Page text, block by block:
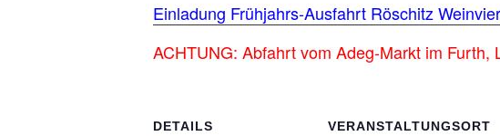
Einladung Frühjahrs-Ausfahrt Röschitz
ACHTUNG: Abfahrt vom Adeg-Markt im Furth,
DETAILS VERANSTALTUNGSORT